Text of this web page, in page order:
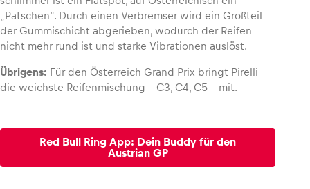
„Patschen“. Durch einen Verbremser wird ein Großteil
der Gummischicht abgerieben, wodurch der Reifen
nicht mehr rund ist und starke Vibrationen auslöst.
Übrigens: Für den Österreich Grand Prix bringt Pirelli
die weichste Reifenmischung – C3, C4, C5 – mit.
Red Bull Ring App: Dein Buddy für den
Austrian GP